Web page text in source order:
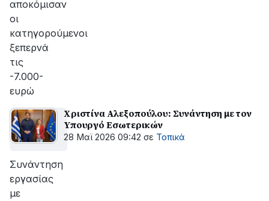
αποκόμισαν
οι
κατηγορούμενοι
ξεπερνά
τις
-7.000-
ευρώ
Χριστίνα Αλεξοπούλου: Συνάντηση με τον
Υπουργό Εσωτερικών
28 Μαϊ 2026 09:42 σε Τοπικά
Συνάντηση
εργασίας
με